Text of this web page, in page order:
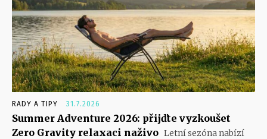
RADY A TIPY 31.7.2026
Summer Adventure 2026: přijďte vyzkoušet
Zero Gravity relaxaci naživo Letní sezóna nabízí